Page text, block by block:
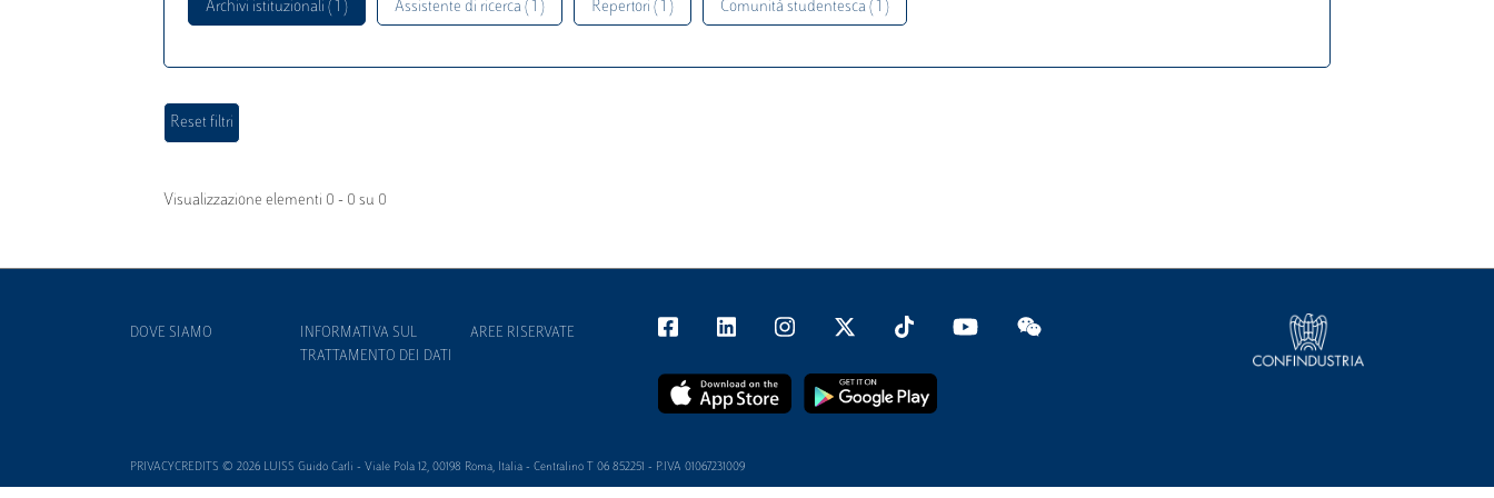
Archivi istituzionali ( 1 ) Assistente di ricerca ( 1 ) Repertori ( 1 ) Comunità studentesca ( 1 )
Visualizzazione elementi 0 - 0 su 0
DOVE SIAMO
INFORMATIVA SUL
TRATTAMENTO DEI DATI
AREE RISERVATE
PRIVACYCREDITS © 2026 LUISS Guido Carli - Viale Pola 12, 00198 Roma, Italia - Centralino T 06 852251 - P.IVA 01067231009